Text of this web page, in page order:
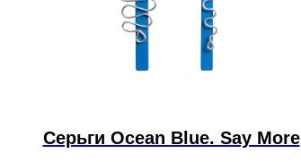
Серьги Ocean Blue. Say More